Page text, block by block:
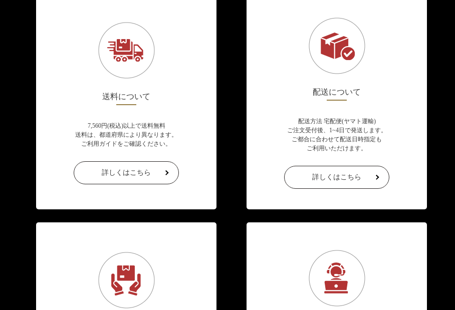
送料について
7,560円(税込)以上で送料無料
送料は、都道府県により異なります。
ご利用ガイドをご確認ください。
詳しくはこちら
配送について
配送方法 宅配便(ヤマト運輸)
ご注文受付後、1~4日で発送します。
ご都合に合わせて配送日時指定も
ご利用いただけます。
詳しくはこちら